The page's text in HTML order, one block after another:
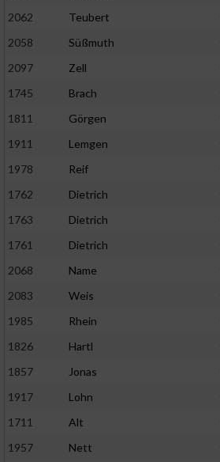
2062
Teubert
2058
Süßmuth
2097
Zell
1745
Brach
1811
Görgen
1911
Lemgen
1978
Reif
1762
Dietrich
1763
Dietrich
1761
Dietrich
2068
Name
2083
Weis
1985
Rhein
1826
Hartl
1857
Jonas
1917
Lohn
1711
Alt
1957
Nett